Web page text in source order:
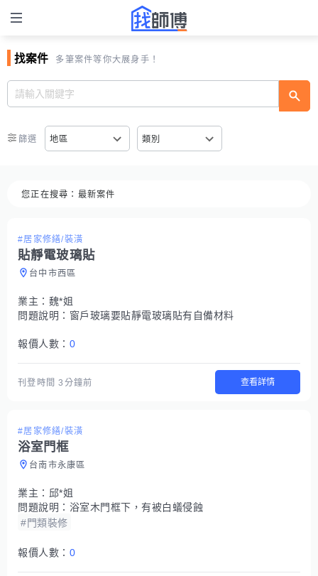
找案件 多筆案件等你大展身手！
篩選 地區 類別
您正在搜尋： 最新案件
#居家修繕/裝潢
貼靜電玻璃貼
台中市西區
業主： 魏*姐
問題說明： 窗戶玻璃要貼靜電玻璃貼有自備材料
報價人數： 0
刊登時間3分鐘前 查看詳情
#居家修繕/裝潢
浴室門框
台南市永康區
業主： 邱*姐
問題說明： 浴室木門框下，有被白蟻侵蝕
#門類裝修
報價人數： 0